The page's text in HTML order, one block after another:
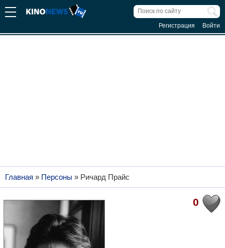
Регистрация Войти
Главная » Персоны » Ричард Прайс
0